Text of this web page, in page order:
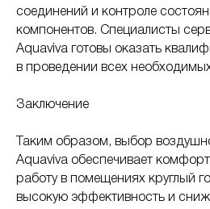
соединений и контроле
компонентов. Специалисты
Aquaviva готовы оказать
в проведении всех
Заключение
Таким образом, выбор
Aquaviva обеспечивает
работу в помещениях круглый
высокую эффективность и